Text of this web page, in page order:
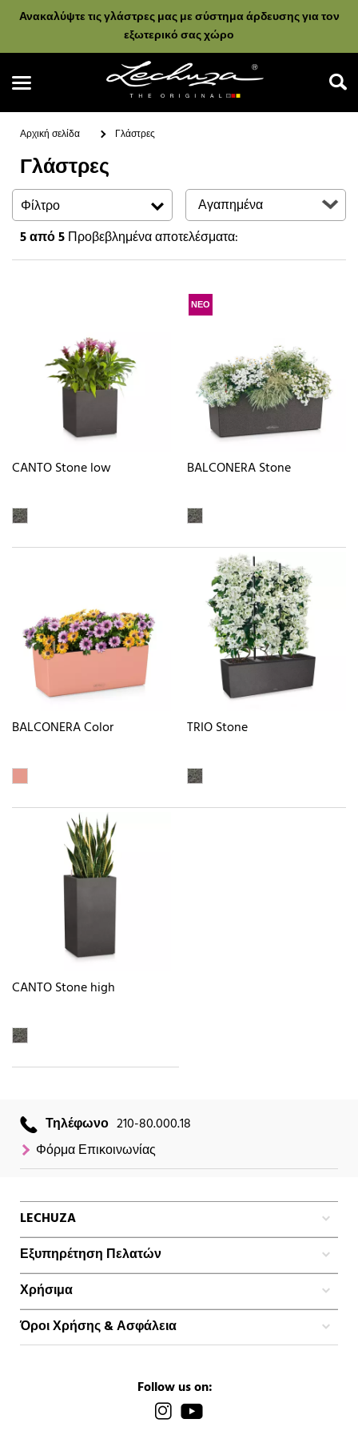
Ανακαλύψτε τις γλάστρες μας με σύστημα άρδευσης για τον
εξωτερικό σας χώρο
Αναζήτηση
Αρχική σελίδα Γλάστρες
Γλάστρες
Φίλτρο
5από 5Προβεβλημένα αποτελέσματα:
CANTO Stone low
ΝΕΟ
BALCONERA Stone
BALCONERA Color TRIO Stone
CANTO Stone high
Τηλέφωνο 210-80.000.18
Φόρμα Επικοινωνίας
LECHUZA
Εξυπηρέτηση Πελατών
Χρήσιμα
Όροι Χρήσης & Ασφάλεια
Follow us on: